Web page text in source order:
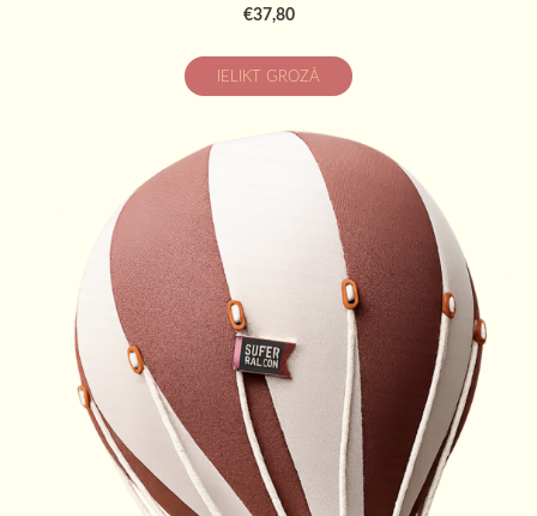
€37,80
IELIKT GROZĀ